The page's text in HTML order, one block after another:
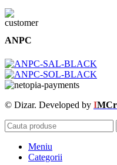
ANPC
© Dizar. Developed by I
Meniu
Categorii